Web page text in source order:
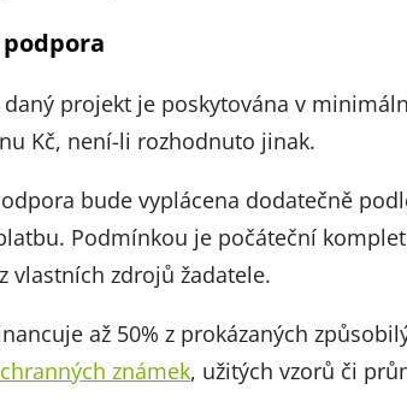
daný projekt je poskytována v
Kč, není-li rozhodnuto jinak.
bude vyplácena dodatečně
Podmínkou je počáteční
vlastních zdrojů žadatele.
až 50% z prokázaných
známek, užitých vzorů či